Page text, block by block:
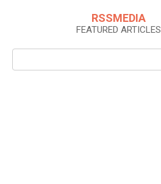
RSSMEDIA
FEATURED ARTICLES
Search: